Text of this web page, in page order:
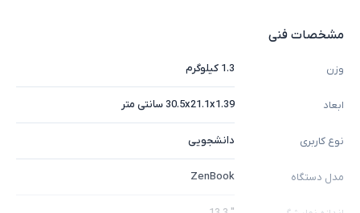
می‌بخشد. از دیگر ویژگی‌ها می‌توان به پورت‌های متنوع شامل
کیلوگرم، گزینه‌ای مناسب برای دانشجویان، کاربران خانگی و افرادی
است که به دنبال دستگاهی چندمنظوره و قابل حمل هستند.​
مشخصات فنی
وزن 1.3 کیلوگرم
ابعاد 30.5x21.1x1.39 سانتی متر
نوع کاربری دانشجویی
مدل دستگاه ZenBook